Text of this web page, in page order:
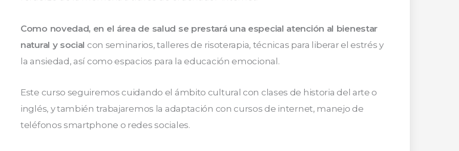
Como novedad, en el área de salud se prestará una especial atención al bienestar
natural y social con seminarios, talleres de risoterapia, técnicas para liberar el estrés y
la ansiedad, así como espacios para la educación emocional.
Este curso seguiremos cuidando el ámbito cultural con clases de historia del arte o
inglés, y también trabajaremos la adaptación con cursos de internet, manejo de
teléfonos smartphone o redes sociales.